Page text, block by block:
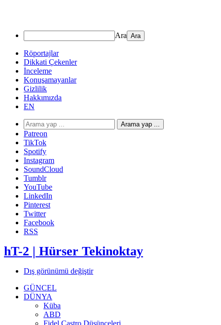
Ara
Röportajlar
Dikkati Çekenler
İnceleme
Konuşamayanlar
Gizlilik
Hakkımızda
EN
Arama yap ...
Patreon
TikTok
Spotify
Instagram
SoundCloud
Tumblr
YouTube
LinkedIn
Pinterest
Twitter
Facebook
RSS
hT-2 | Hürser Tekinoktay
Dış görünümü değiştir
GÜNCEL
DÜNYA
Küba
ABD
Fidel Castro Düşünceleri